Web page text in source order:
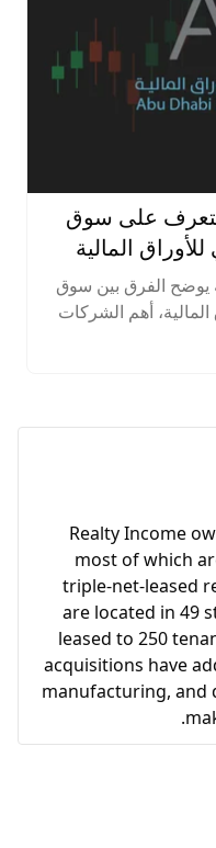
للتعرف على سوق
المالية
يوضح الفرق بين سوق
أهم الشركات
وخطوات
Realty Income
most of which
triple-net-leased
are located in 49
leased to 250
acquisitions have
manufacturing,